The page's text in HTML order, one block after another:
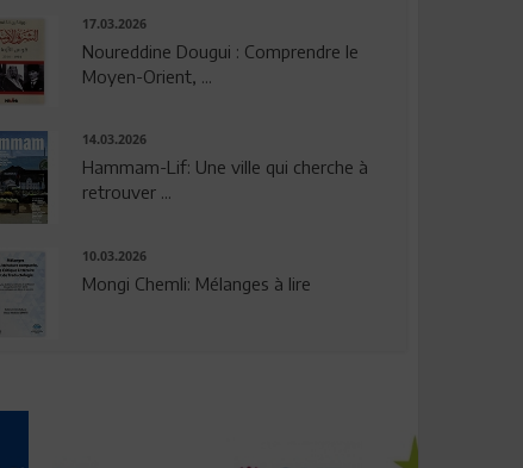
17.03.2026
Noureddine Dougui : Comprendre le
Moyen-Orient, ...
14.03.2026
Hammam-Lif: Une ville qui cherche à
retrouver ...
10.03.2026
Mongi Chemli: Mélanges à lire